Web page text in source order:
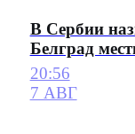
В Сербии
Белград
20:56
7 АВГ